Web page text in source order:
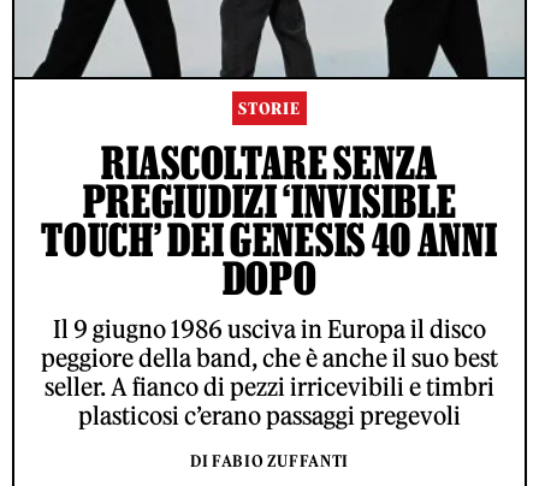
STORIE
RIASCOLTARE SENZA
PREGIUDIZI ‘INVISIBLE
TOUCH’ DEI GENESIS 40 ANNI
DOPO
Il 9 giugno 1986 usciva in Europa il disco
peggiore della band, che è anche il suo best
seller. A fianco di pezzi irricevibili e timbri
plasticosi c’erano passaggi pregevoli
DI FABIO ZUFFANTI